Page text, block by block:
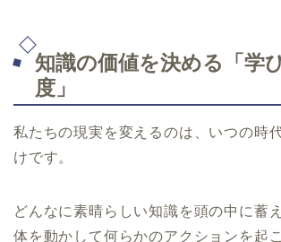
知識の価値を決める「学
度」
私たちの現実を変えるのは、いつの時
けです。
どんなに素晴らしい知識を頭の中に蓄
体を動かして何らかのアクションを起